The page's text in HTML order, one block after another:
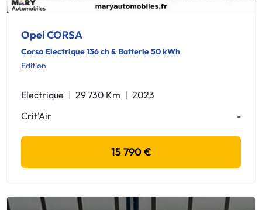
Opel CORSA
Corsa Electrique 136 ch & Batterie 50 kWh
Edition
Electrique 29 730 Km
2023
Crit'Air
-
15 790 €